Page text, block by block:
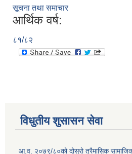
सूचना तथा समाचार
आर्थिक वर्ष:
८१/८२
विधुतीय शुसासन सेवा
आ.व. २०७९/८०को दोस्रो त्रैमासिक सामाजिक